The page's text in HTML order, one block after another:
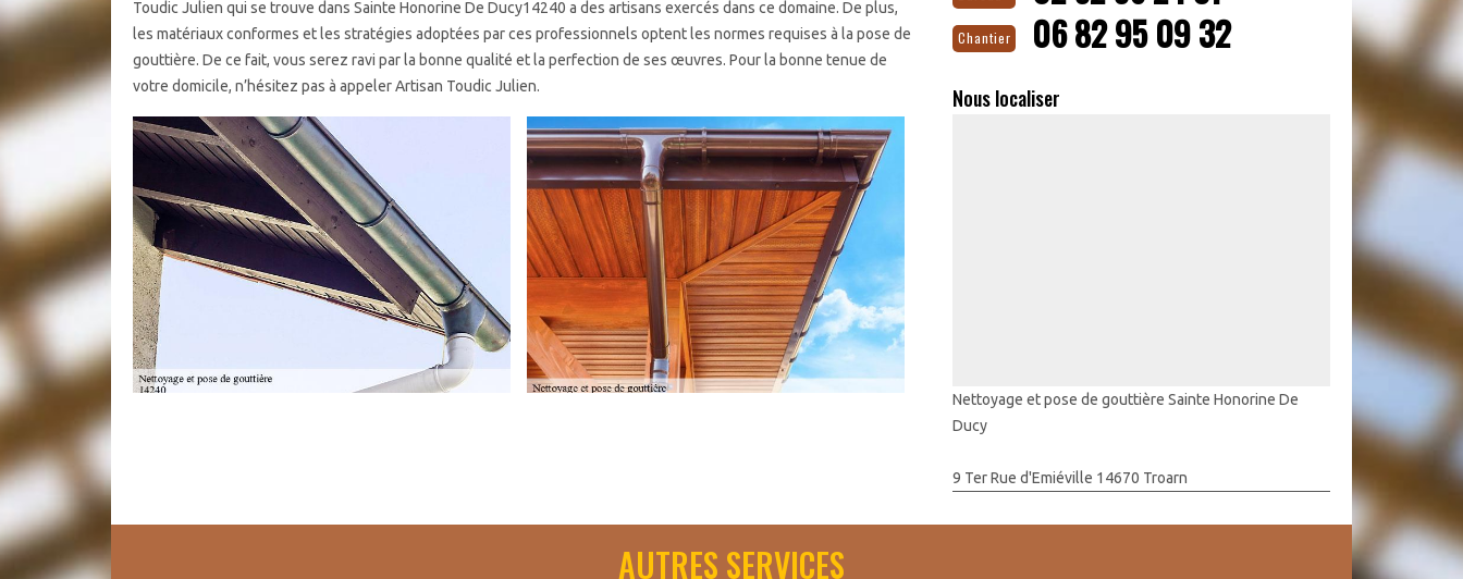
Toudic Julien qui se trouve dans Sainte Honorine De Ducy14240 a des artisans exercés dans ce domaine. De plus,
les matériaux conformes et les stratégies adoptées par ces professionnels optent les normes requises à la pose de
gouttière. De ce fait, vous serez ravi par la bonne qualité et la perfection de ses œuvres. Pour la bonne tenue de
votre domicile, n’hésitez pas à appeler Artisan Toudic Julien.
difficile et doit être réalisé par des spécialistes. Dans ce cas, contactez Artisan Toudic Julien qui se trouve dans
Sainte Honorine De Ducy14240 car il dispose des aides nécessaires au nettoyage de vos gouttières. Faites appel à
Chantier 06 82 95 09 32
Nous localiser
Nettoyage et pose de gouttière Sainte Honorine De
Ducy
9 Ter Rue d'Emiéville 14670 Troarn
AUTRES SERVICES